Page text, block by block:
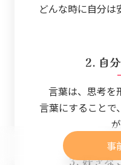
どんな時に自分は
2. 自
言葉は、思考を
言葉にすることで
3. 好きな
事